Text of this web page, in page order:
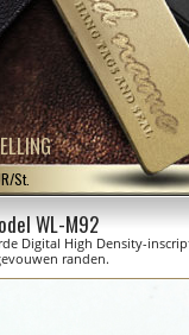
St.
WL-M92
Digital High Density-
randen.